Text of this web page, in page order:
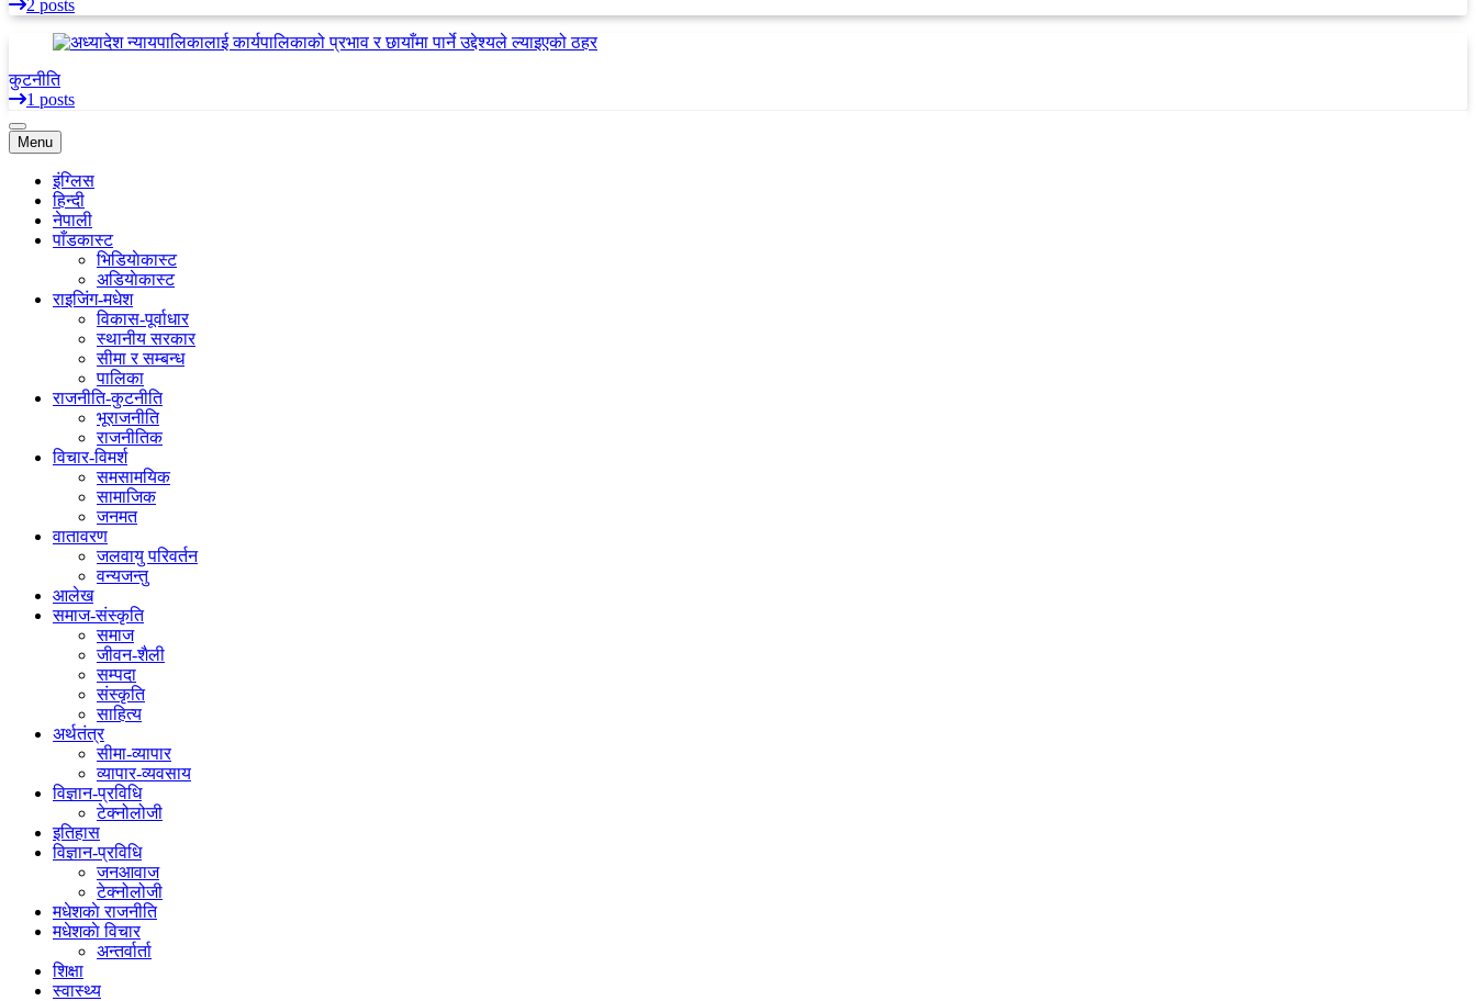
2 posts
कुटनीति
1 posts
Menu
इंग्लिस
हिन्दी
नेपाली
पाँडकास्ट
भिडियाेकास्ट
अडियाेकास्ट
राइजिंग-मधेश
विकास-पूर्वाधार
स्थानीय सरकार
सीमा र सम्बन्ध
पालिका
राजनीति-कुटनीति
भूराजनीति
राजनीतिक
विचार-विमर्श
समसामयिक
सामाजिक
जनमत
वातावरण
जलवायु परिवर्तन
वन्यजन्तु
आलेख
समाज-संस्कृति
समाज
जीवन-शैली
सम्पदा
संस्कृति
साहित्य
अर्थतंत्र
सीमा-व्यापार
व्यापार-व्यवसाय
विज्ञान-प्रविधि
टेक्नोलोजी
इतिहास
विज्ञान-प्रविधि
जनआवाज
टेक्नोलोजी
मधेशकाे राजनीति
मधेशकाे विचार
अन्तर्वार्ता
शिक्षा
स्वास्थ्य